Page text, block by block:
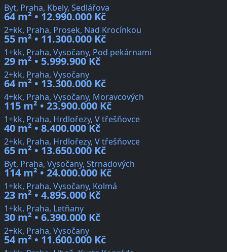
Byt, Praha, Kbely, Sedlářova
64 m² • 12.990.000 Kč
2+kk, Praha, Prosek, Nad Krocínkou
55 m² • 11.300.000 Kč
1+kk, Praha, Vysočany, Pod pekárnami
29 m² • 5.999.900 Kč
2+kk, Praha, Vysočany
64 m² • 13.300.000 Kč
4+kk, Praha, Vysočany, Moravcových
115 m² • 23.900.000 Kč
1+kk, Praha, Hrdlořezy, V třešňovce
40 m² • 8.400.000 Kč
2+kk, Praha, Hrdlořezy, V třešňovce
65 m² • 13.650.000 Kč
Byt, Praha, Vysočany, Strnadových
114 m² • 24.000.000 Kč
1+kk, Praha, Vysočany, Kolmá
23 m² • 4.895.000 Kč
1+kk, Praha, Letňany
30 m² • 6.390.000 Kč
2+kk, Praha, Vysočany
54 m² • 11.600.000 Kč